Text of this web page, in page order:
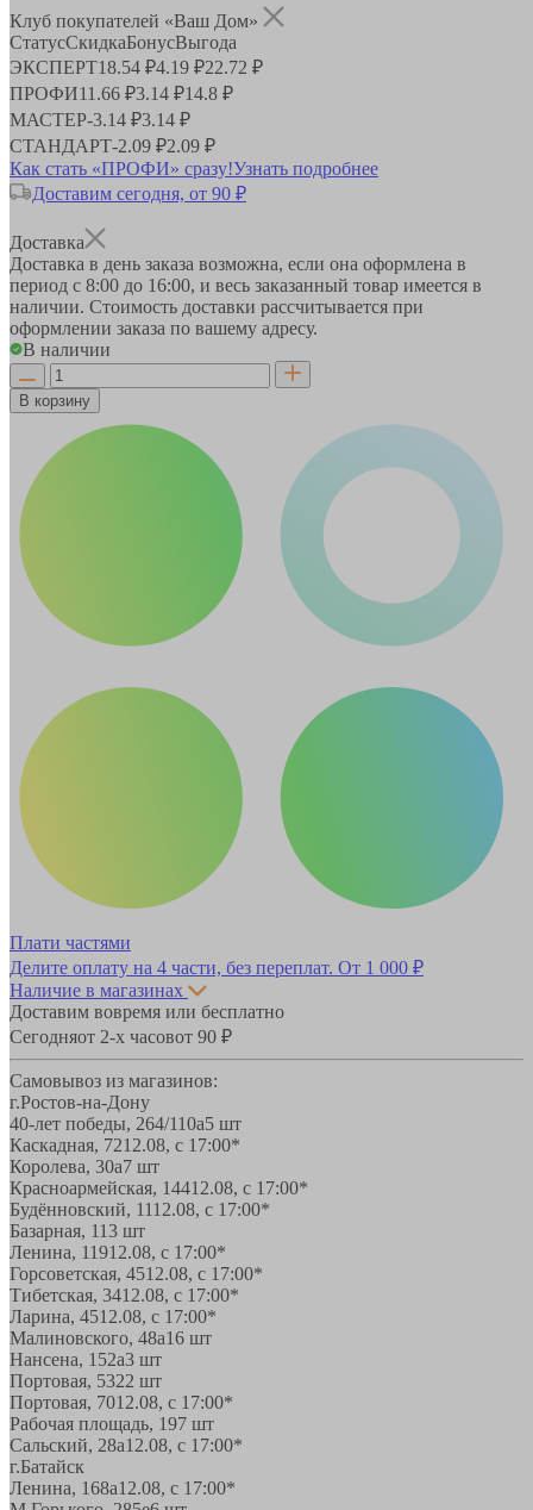
Клуб покупателей «Ваш Дом»
СтатусСкидкаБонусВыгода
ЭКСПЕРТ18.54 ₽4.19 ₽22.72 ₽
ПРОФИ11.66 ₽3.14 ₽14.8 ₽
МАСТЕР-3.14 ₽3.14 ₽
СТАНДАРТ-2.09 ₽2.09 ₽
Как стать «ПРОФИ» сразу!Узнать подробнее
Доставим сегодня, от 90 ₽
Доставка
Доставка в день заказа возможна, если она оформлена в
период с 8:00 до 16:00, и весь заказанный товар имеется в
наличии. Стоимость доставки рассчитывается при
оформлении заказа по вашему адресу.
В наличии
В корзину
Плати частями
Делите оплату на 4 части, без переплат. От 1 000 ₽
Наличие в магазинах
Доставим вовремя или бесплатно
Сегодняот 2-х часовот 90 ₽
Самовывоз из магазинов:
г.Ростов-на-Дону
40-лет победы, 264/110а5 шт
Каскадная, 7212.08, с 17:00*
Королева, 30а7 шт
Красноармейская, 14412.08, с 17:00*
Будённовский, 1112.08, с 17:00*
Базарная, 113 шт
Ленина, 11912.08, с 17:00*
Горсоветская, 4512.08, с 17:00*
Тибетская, 3412.08, с 17:00*
Ларина, 4512.08, с 17:00*
Малиновского, 48а16 шт
Нансена, 152а3 шт
Портовая, 5322 шт
Портовая, 7012.08, с 17:00*
Рабочая площадь, 197 шт
Сальский, 28a12.08, с 17:00*
г.Батайск
Ленина, 168а12.08, с 17:00*